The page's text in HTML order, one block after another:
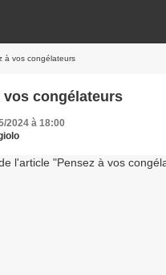
à vos congélateurs
vos congélateurs
2024 à 18:00